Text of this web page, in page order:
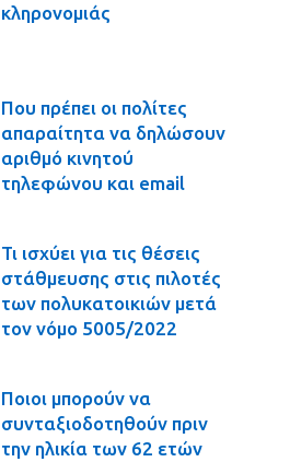
κληρονομιάς
Που πρέπει οι πολίτες
απαραίτητα να δηλώσουν
αριθμό κινητού
τηλεφώνου και email
Τι ισχύει για τις θέσεις
στάθμευσης στις πιλοτές
των πολυκατοικιών μετά
τον νόμο 5005/2022
Ποιοι μπορούν να
συνταξιοδοτηθούν πριν
την ηλικία των 62 ετών